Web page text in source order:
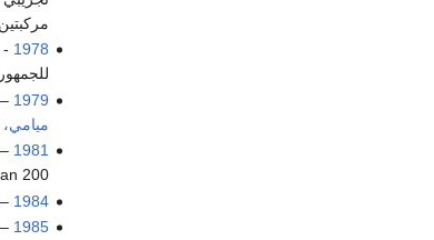
1978
1979
ميامي،
1981
to the collapse of
200.
1984
1985
of the